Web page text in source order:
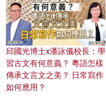
邱國光博士x潘詠儀校長：學
習古文有何意義？ 粵語怎樣
傳承文言文之美？ 日常寫作
如何應用？